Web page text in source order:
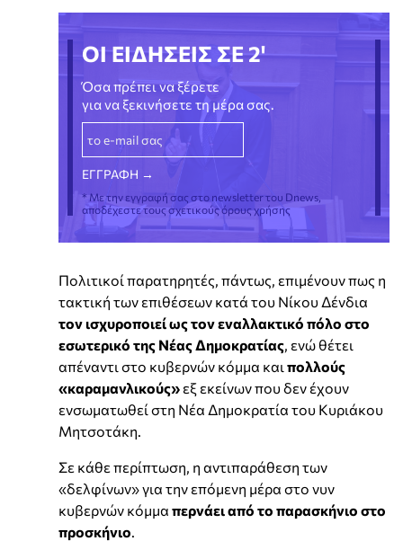
ΟΙ ΕΙΔΗΣΕΙΣ ΣΕ 2'
Όσα πρέπει να ξέρετε
για να ξεκινήσετε τη μέρα σας.
* Με την εγγραφή σας στο newsletter του Dnews,
αποδέχεστε τους σχετικούς όρους χρήσης
Πολιτικοί παρατηρητές, πάντως, επιμένουν πως η
τακτική των επιθέσεων κατά του Νίκου Δένδια
τον ισχυροποιεί ως τον εναλλακτικό πόλο στο
εσωτερικό της Νέας Δημοκρατίας, ενώ θέτει
απέναντι στο κυβερνών κόμμα και πολλούς
«καραμανλικούς» εξ εκείνων που δεν έχουν
ενσωματωθεί στη Νέα Δημοκρατία του Κυριάκου
Μητσοτάκη.
Σε κάθε περίπτωση, η αντιπαράθεση των
«δελφίνων» για την επόμενη μέρα στο νυν
κυβερνών κόμμα περνάει από το παρασκήνιο στο
προσκήνιο.